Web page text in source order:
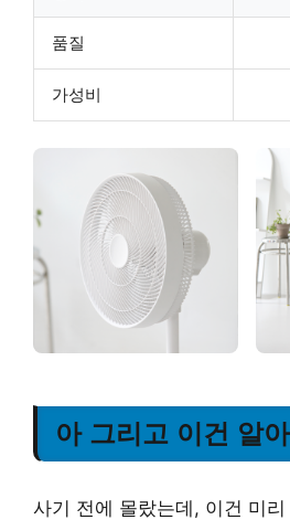
품질
가성비
아 그리고 이건 알
사기 전에 몰랐는데, 이건 미